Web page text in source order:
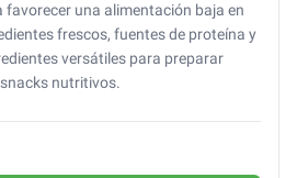
favorecer una alimentación baja en
frescos, fuentes de proteína y
versátiles para preparar
nutritivos.